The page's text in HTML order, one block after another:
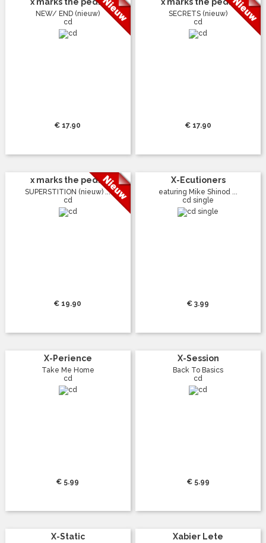
NEW/ END (nieuw)
cd
€ 17.90
SECRETS (nieuw)
cd
€ 17.90
x marks the ped...
SUPERSTITION (nieuw) ...
cd
€ 19.90
X-Ecutioners
eaturing Mike Shinod ...
cd single
€ 3.99
X-Perience
Take Me Home
cd
€ 5.99
X-Session
Back To Basics
cd
€ 5.99
X-Static Xabier Lete